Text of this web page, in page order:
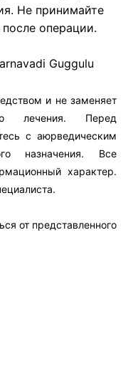
Не принимайте
после операции.
Guggulu
и не заменяет
лечения. Перед
с аюрведическим
назначения. Все
характер.
от представленного